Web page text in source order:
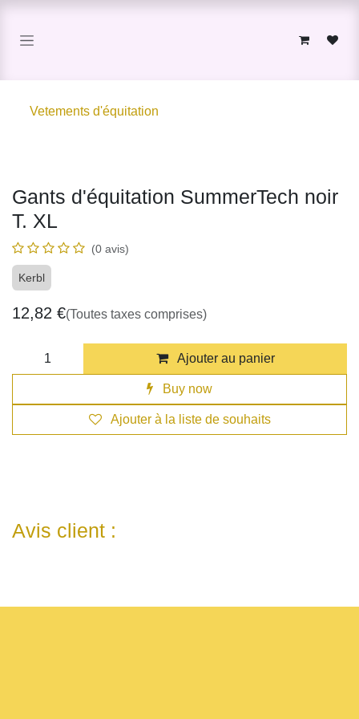
Vetements d'équitation
Gants d'équitation SummerTech noir
T. XL
(0 avis)
Kerbl
12,82 €(Toutes taxes comprises)
Ajouter au panier
Buy now
Ajouter à la liste de souhaits
Avis client :